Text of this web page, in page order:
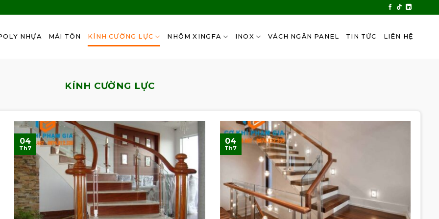
NHỰA MÁI TÔN KÍNH CƯỜNG LỰC NHÔM XINGFA INOX VÁCH NGĂN PANEL TIN TỨC LIÊN HỆ
KÍNH CƯỜNG LỰC
04
Th7
04
Th7